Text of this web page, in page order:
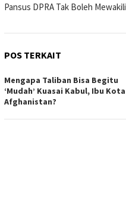
Pansus DPRA Tak Boleh Mewakili
POS TERKAIT
Mengapa Taliban Bisa Begitu
‘Mudah’ Kuasai Kabul, Ibu Kota
Afghanistan?